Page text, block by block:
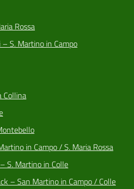
Rossa
S. Martino in Campo
Collina
in Campo / S. Maria Rossa
S. Martino in Colle
– San Martino in Campo / Colle